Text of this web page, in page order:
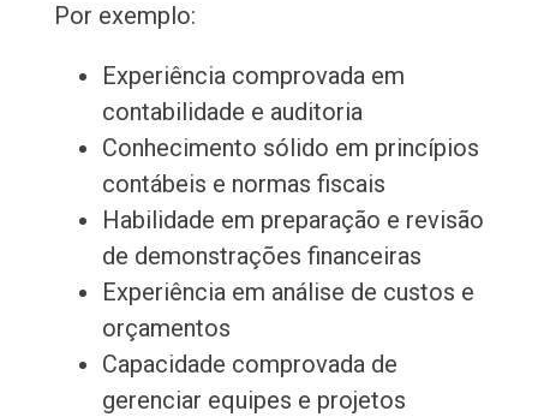
Por exemplo:
Experiência comprovada em
contabilidade e auditoria
Conhecimento sólido em princípios
contábeis e normas fiscais
Habilidade em preparação e revisão
de demonstrações financeiras
Experiência em análise de custos e
orçamentos
Capacidade comprovada de
gerenciar equipes e projetos